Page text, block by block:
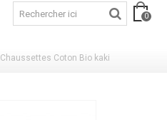
0
Chaussettes Coton Bio kaki